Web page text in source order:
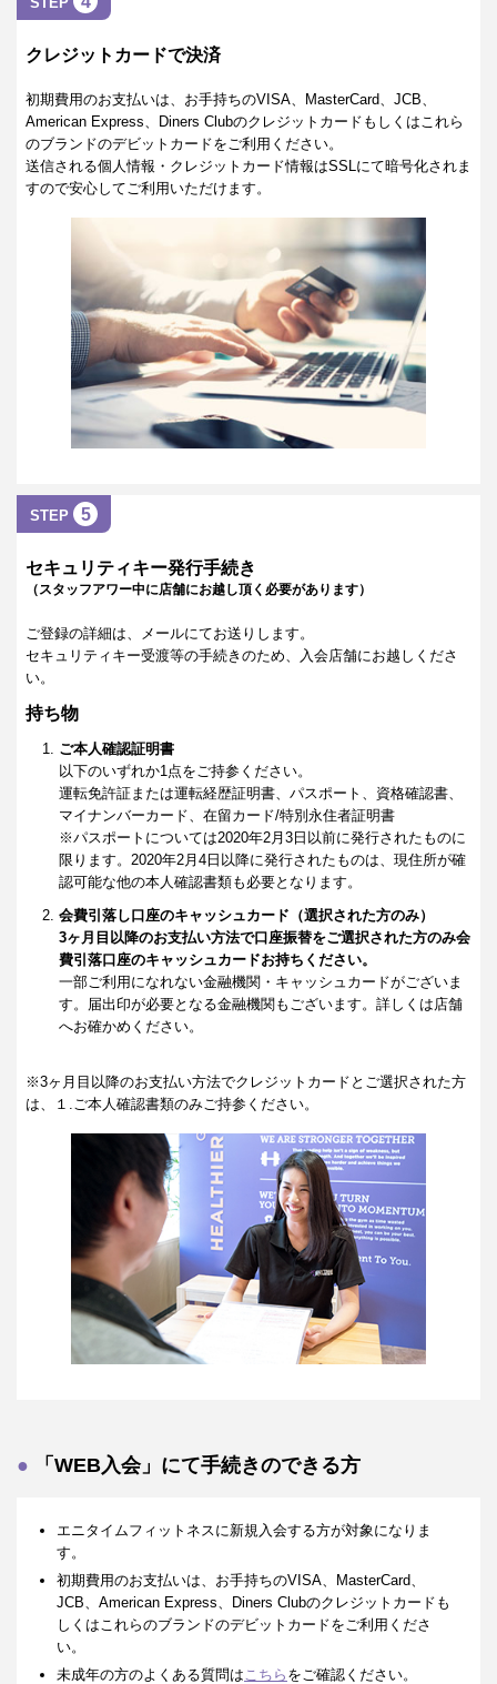
クレジットカードで決済
初期費用のお支払いは、お手持ちのVISA、MasterCard、JCB、
American Express、Diners Clubのクレジットカードもしくはこれら
のブランドのデビットカードをご利用ください。
送信される個人情報・クレジットカード情報はSSLにて暗号化されま
すので安心してご利用いただけます。
STEP 5
セキュリティキー発行手続き
（スタッフアワー中に店舗にお越し頂く必要があります）
ご登録の詳細は、メールにてお送りします。
セキュリティキー受渡等の手続きのため、入会店舗にお越しくださ
い。
持ち物
ご本人確認証明書
以下のいずれか1点をご持参ください。
運転免許証または運転経歴証明書、パスポート、資格確認書、
マイナンバーカード、在留カード/特別永住者証明書
※パスポートについては2020年2月3日以前に発行されたものに
限ります。2020年2月4日以降に発行されたものは、現住所が確
認可能な他の本人確認書類も必要となります。
会費引落し口座のキャッシュカード（選択された方のみ）
3ヶ月目以降のお支払い方法で口座振替をご選択された方のみ会
費引落口座のキャッシュカードお持ちください。
一部ご利用になれない金融機関・キャッシュカードがございま
す。届出印が必要となる金融機関もございます。詳しくは店舗
へお確かめください。
※3ヶ月目以降のお支払い方法でクレジットカードとご選択された方
は、１.ご本人確認書類のみご持参ください。
「WEB入会」にて手続きのできる方
エニタイムフィットネスに新規入会する方が対象になりま
す。
初期費用のお支払いは、お手持ちのVISA、MasterCard、
JCB、American Express、Diners Clubのクレジットカードも
しくはこれらのブランドのデビットカードをご利用くださ
い。
未成年の方のよくある質問はこちら をご確認ください。